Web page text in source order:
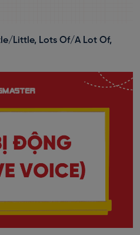
Little, Lots Of/A Lot Of,